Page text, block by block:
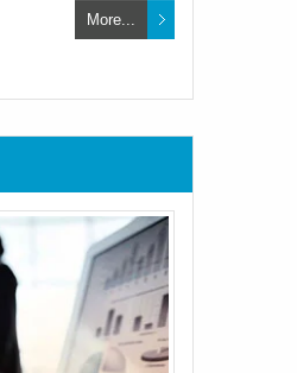
Existencias,
More...